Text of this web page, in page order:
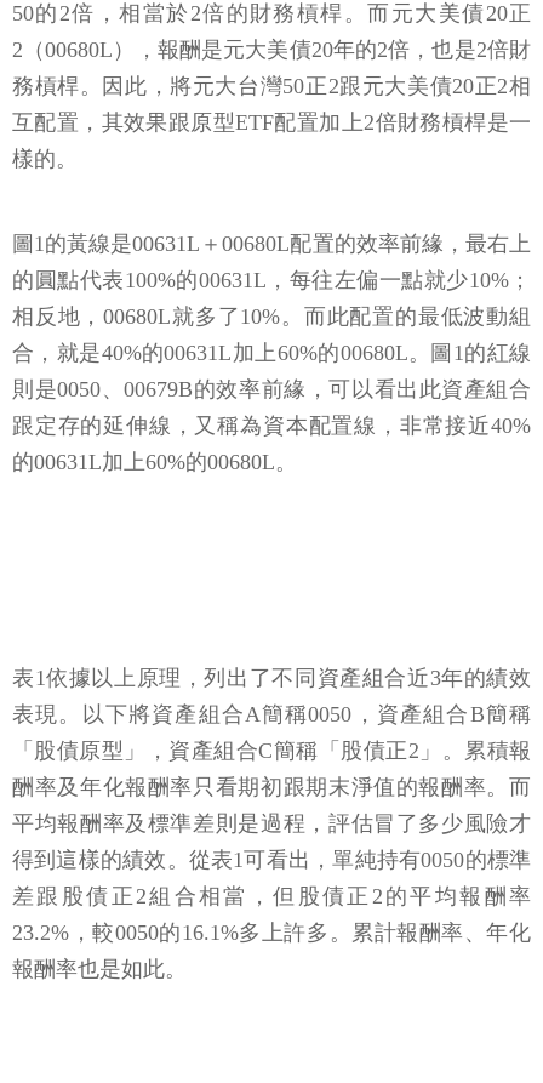
50的2倍，相當於2倍的財務槓桿。而元大美債20正
2（00680L），報酬是元大美債20年的2倍，也是2倍財
務槓桿。因此，將元大台灣50正2跟元大美債20正2相
互配置，其效果跟原型ETF配置加上2倍財務槓桿是一
樣的。
圖1的黃線是00631L＋00680L配置的效率前緣，最右上
的圓點代表100%的00631L，每往左偏一點就少10%；
相反地，00680L就多了10%。而此配置的最低波動組
合，就是40%的00631L加上60%的00680L。圖1的紅線
則是0050、00679B的效率前緣，可以看出此資產組合
跟定存的延伸線，又稱為資本配置線，非常接近40%
的00631L加上60%的00680L。
表1依據以上原理，列出了不同資產組合近3年的績效
表現。以下將資產組合A簡稱0050，資產組合B簡稱
「股債原型」，資產組合C簡稱「股債正2」。累積報
酬率及年化報酬率只看期初跟期末淨值的報酬率。而
平均報酬率及標準差則是過程，評估冒了多少風險才
得到這樣的績效。從表1可看出，單純持有0050的標準
差跟股債正2組合相當，但股債正2的平均報酬率
23.2%，較0050的16.1%多上許多。累計報酬率、年化
報酬率也是如此。